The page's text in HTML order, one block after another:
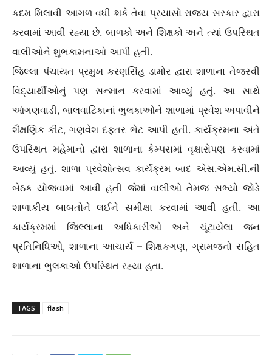
કદમ મિલાવી આગળ વધી શકે તેવા પ્રયાસો રાજ્ય સરકાર દ્વારા
કરવામાં આવી રહ્યા છે. બાળકો અને શિક્ષકો અને ત્યાં ઉપસ્થિત
વાલીઓને શુભકામનાઓ આપી હતી.
જિલ્લા પંચાયત પ્રમુખ કરણસિંહ ડામોર દ્વારા શાળાના તેજસ્વી
વિદ્યાર્થીઓનું પણ સન્માન કરવામાં આવ્યું હતું. આ સાથે
આંગણવાડી, બાલવાટિકાનાં ભુલકાઓને શાળામાં પ્રવેશ અપાવીને
શૈક્ષણિક કીટ, ગણવેશ દફતર ભેટ આપી હતી. કાર્યક્રમના અંતે
ઉપસ્થિત મહેમાનો દ્વારા શાળાના કેમ્પસમાં વૃક્ષારોપણ કરવામાં
આવ્યું હતું. શાળા પ્રવેશોત્સવ કાર્યક્રમ બાદ એસ.એમ.સી.ની
બેઠક યોજવામાં આવી હતી જેમાં વાલીઓ તેમજ સભ્યો જોડે
શાળાકીય બાબતોને લઈને સમીક્ષા કરવામાં આવી હતી. આ
કાર્યક્રમમાં જિલ્લાના અધિકારીઓ અને ચૂંટાયેલા જન
પ્રતિનિધિઓ, શાળાના આચાર્ય – શિક્ષકગણ, ગ્રામજનો સહિત
શાળાના ભુલકાઓ ઉપસ્થિત રહ્યા હતા.
TAGS flash